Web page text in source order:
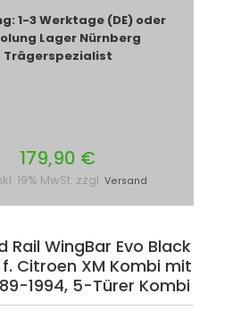
1-3 Werktage (DE) oder
Lager Nürnberg
Trägerspezialist
179,90 €
19% MwSt. zzgl. Versand
Rail WingBar Evo Black
Citroen XM Kombi mit
1994, 5-Türer Kombi